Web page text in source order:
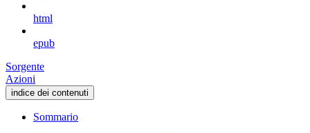
html
epub
Sorgente
Azioni
indice dei contenuti
Sommario